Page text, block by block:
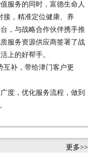
服务的同时，富德生命人
接，精准定位健康、养
，与战略合作伙伴携手推
服务资源供应商签署了战
上的好帮手。
补，带给津门客户更
度，优化服务流程，做到
更多>>